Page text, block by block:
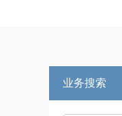
业务搜索